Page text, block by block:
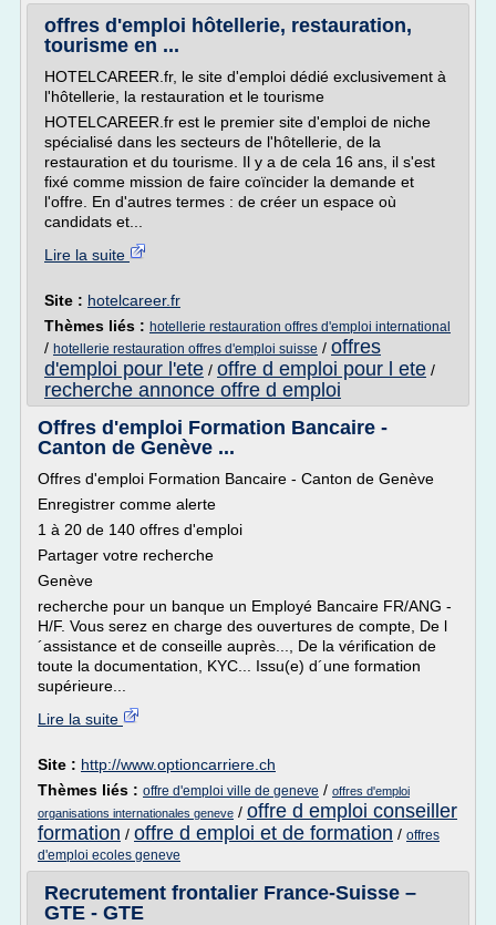
offres d'emploi hôtellerie, restauration,
tourisme en ...
HOTELCAREER.fr, le site d'emploi dédié exclusivement à
l'hôtellerie, la restauration et le tourisme
HOTELCAREER.fr est le premier site d'emploi de niche
spécialisé dans les secteurs de l'hôtellerie, de la
restauration et du tourisme. Il y a de cela 16 ans, il s'est
fixé comme mission de faire coïncider la demande et
l'offre. En d'autres termes : de créer un espace où
candidats et...
Lire la suite
Site : hotelcareer.fr
Thèmes liés : hotellerie restauration offres d'emploi international
/ hotellerie restauration offres d'emploi suisse / offres
d'emploi pour l'ete / offre d emploi pour l ete /
recherche annonce offre d emploi
Offres d'emploi Formation Bancaire -
Canton de Genève ...
Offres d'emploi Formation Bancaire - Canton de Genève
Enregistrer comme alerte
1 à 20 de 140 offres d'emploi
Partager votre recherche
Genève
recherche pour un banque un Employé Bancaire FR/ANG -
H/F. Vous serez en charge des ouvertures de compte, De l
´assistance et de conseille auprès..., De la vérification de
toute la documentation, KYC... Issu(e) d´une formation
supérieure...
Lire la suite
Site : http://www.optioncarriere.ch
Thèmes liés : offre d'emploi ville de geneve / offres d'emploi
organisations internationales geneve / offre d emploi conseiller
formation / offre d emploi et de formation / offres
d'emploi ecoles geneve
Recrutement frontalier France-Suisse –
GTE - GTE